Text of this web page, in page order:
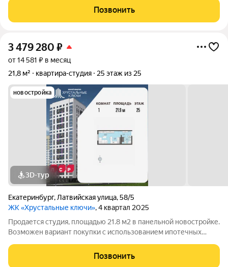
отделка под ключ. Квартира располагается на 19 этаже 25-
этажного дома в ЖК Хрустальные
Позвонить
3 479 280 ₽
от 14 581 ₽ в месяц
21,8 м²
квартира-студия 25 этаж из 25
новостройка
3D-тур
Екатеринбург, Латвийская улица,58/5
ЖК «Хрустальные ключи», 4 квартал 2025
Продается студия, площадью 21.8 м2 в панельной новостройке.
Возможен вариант покупки с использованием ипотечных
Квартира располагается на 25 этаже 25-этажного дома в ЖК
Хрустальные Ключи.
Позвонить